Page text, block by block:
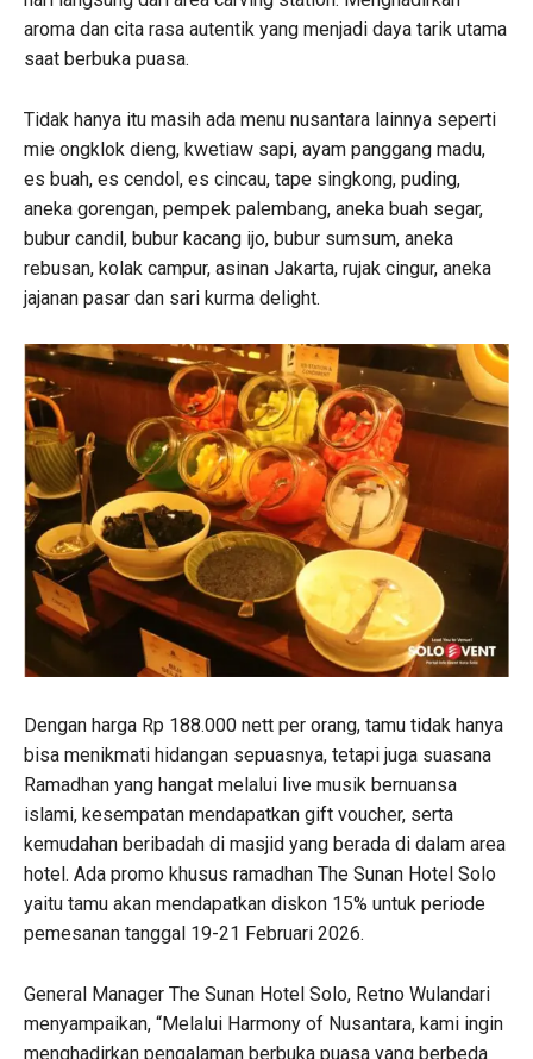
aroma dan cita rasa autentik yang menjadi daya tarik utama
saat berbuka puasa.
Tidak hanya itu masih ada menu nusantara lainnya seperti
mie ongklok dieng, kwetiaw sapi, ayam panggang madu,
es buah, es cendol, es cincau, tape singkong, puding,
aneka gorengan, pempek palembang, aneka buah segar,
bubur candil, bubur kacang ijo, bubur sumsum, aneka
rebusan, kolak campur, asinan Jakarta, rujak cingur, aneka
jajanan pasar dan sari kurma delight.
Dengan harga Rp 188.000 nett per orang, tamu tidak hanya
bisa menikmati hidangan sepuasnya, tetapi juga suasana
Ramadhan yang hangat melalui live musik bernuansa
islami, kesempatan mendapatkan gift voucher, serta
kemudahan beribadah di masjid yang berada di dalam area
hotel. Ada promo khusus ramadhan The Sunan Hotel Solo
yaitu tamu akan mendapatkan diskon 15% untuk periode
pemesanan tanggal 19-21 Februari 2026.
General Manager The Sunan Hotel Solo, Retno Wulandari
menyampaikan, “Melalui Harmony of Nusantara, kami ingin
menghadirkan pengalaman berbuka puasa yang berbeda